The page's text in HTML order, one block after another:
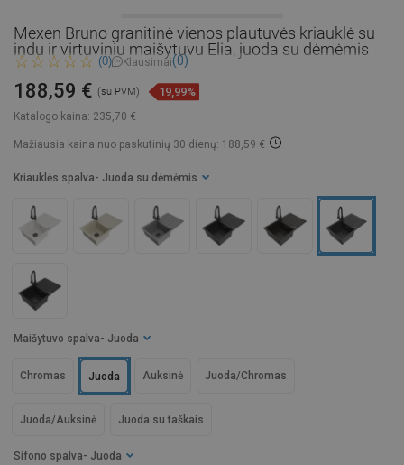
Mexen Bruno granitinė vienos plautuvės kriauklė su
indu ir virtuviniu maišytuvu Elia, juoda su dėmėmis
(0) Klausimai(0)
Katalogo kaina: 235,70 €
188,59 € (su PVM) 19,99%
Mažiausia kaina nuo paskutinių 30 dienų: 188,59 €
Sifono spalva - Juoda
Kriauklės spalva - Juoda su dėmėmis
Maišytuvo spalva - Juoda
Juoda
Chromas Auksinė Juoda/Chromas
Juoda/Auksinė Juoda su taškais